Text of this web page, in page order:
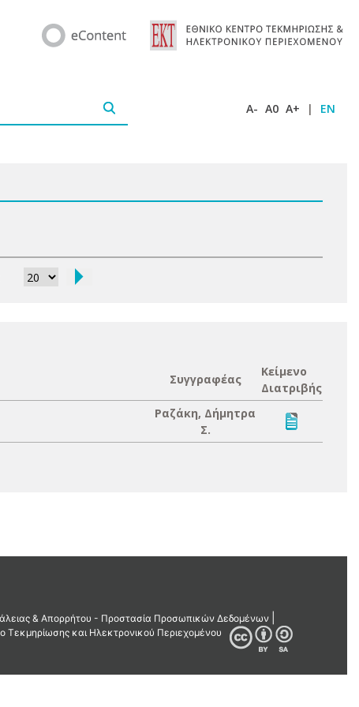
A- A0 A+ | EN
Συγγραφέας
Κείμενο
Διατριβής
Ραζάκη, Δήμητρα
Σ.